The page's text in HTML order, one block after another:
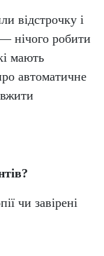
відстрочку і
нічого робити
мають
автоматичне
чи завірені